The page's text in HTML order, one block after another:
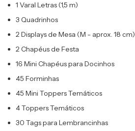
1 Varal Letras (1,5 m)
3 Quadrinhos
2 Displays de Mesa (M - aprox. 18 cm)
2 Chapéus de Festa
16 Mini Chapéus para Docinhos
45 Forminhas
45 Mini Toppers Temáticos
4 Toppers Temáticos
30 Tags para Lembrancinhas